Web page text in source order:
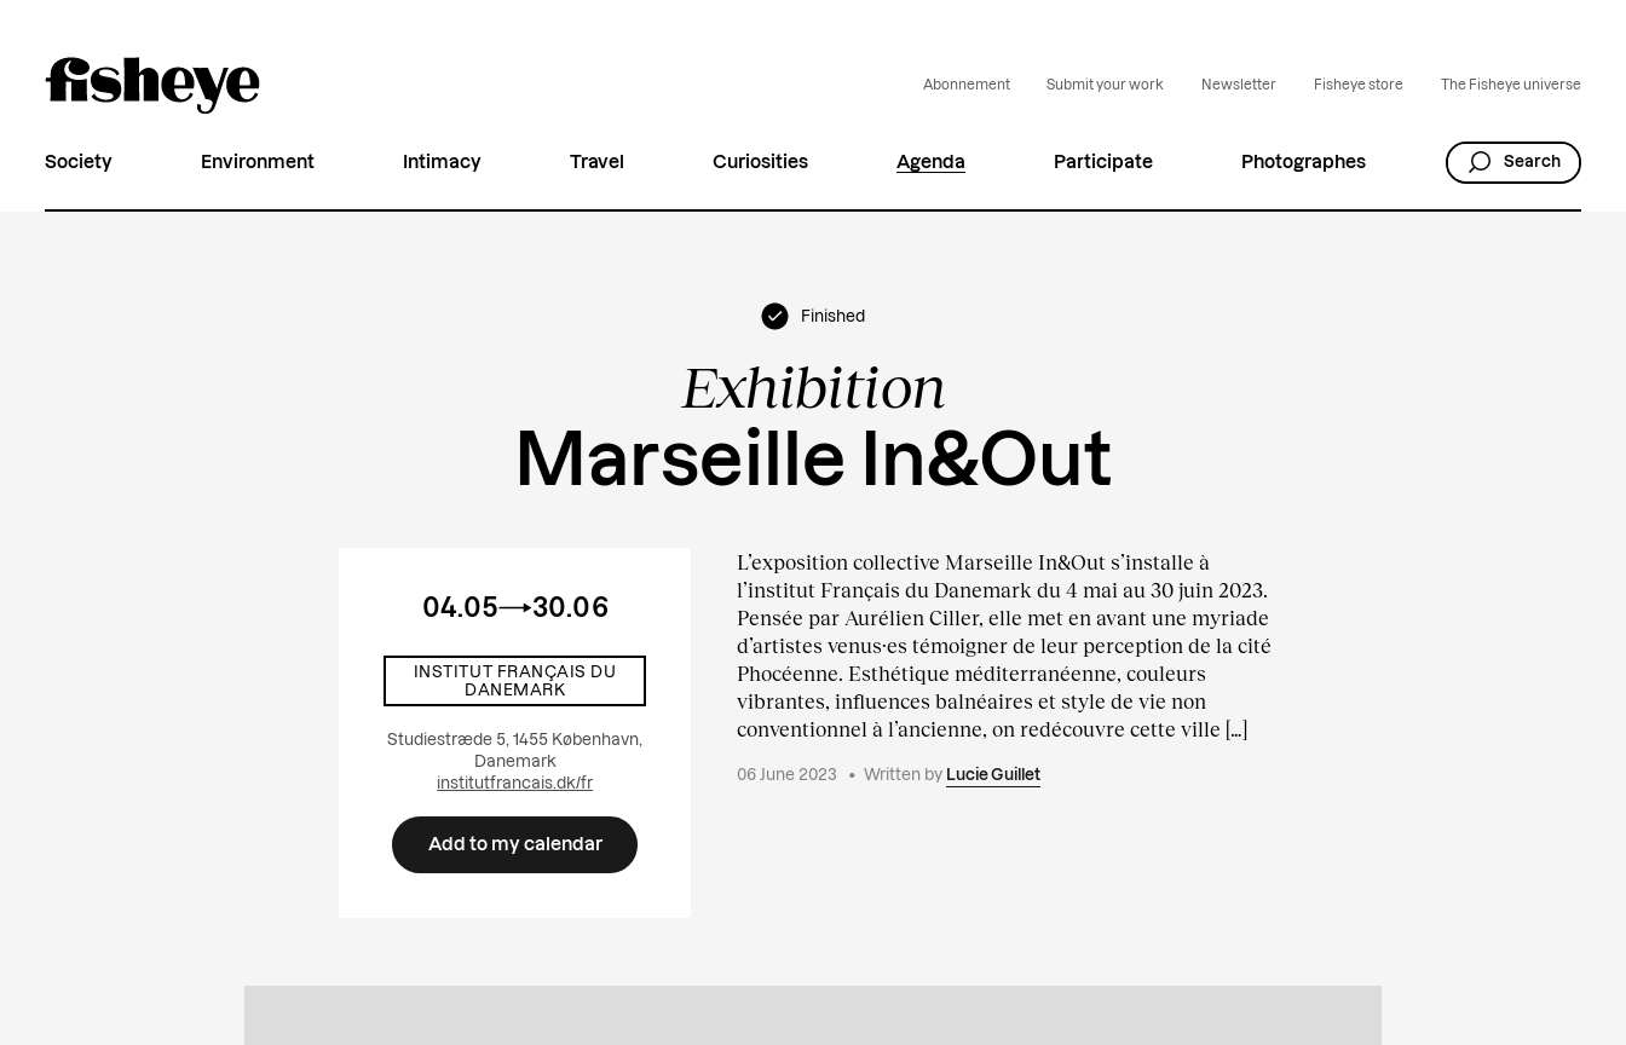
Abonnement Submit your work Newsletter Fisheye store The Fisheye universe
Society Environment Intimacy Travel Curiosities Agenda Participate Photographes Search
Finished
Exhibition
Marseille In&Out
04.05 30.06
INSTITUT FRANÇAIS DU
DANEMARK
Studiestræde 5, 1455 København,
Danemark
institutfrancais.dk/fr
Add to my calendar
L’exposition collective Marseille In&Out s’installe à
l’institut Français du Danemark du 4 mai au 30 juin 2023.
Pensée par Aurélien Ciller, elle met en avant une myriade
d’artistes venus·es témoigner de leur perception de la cité
Phocéenne. Esthétique méditerranéenne, couleurs
vibrantes, influences balnéaires et style de vie non
conventionnel à l’ancienne, on redécouvre cette ville […]
06 June 2023 • Written by Lucie Guillet